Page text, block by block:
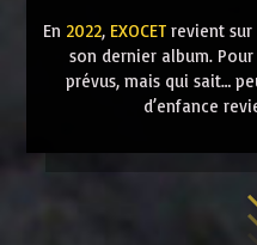
En 2022, EXOCETrevient sur
son dernier album.
prévus, mais qui sait…
d’enfance